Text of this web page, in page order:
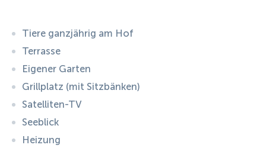
Tiere ganzjährig am Hof
Terrasse
Eigener Garten
Grillplatz (mit Sitzbänken)
Satelliten-TV
Seeblick
Heizung